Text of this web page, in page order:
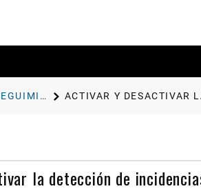
FUNCIONES DE SEGUIMIENTO Y SEGURIDAD ACTIVAR Y DESACTIVAR
la detección de